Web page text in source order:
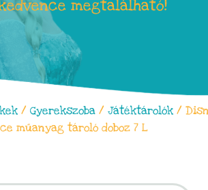
megtalálható!
/ Gyerekszoba / Játéktárolók /
műanyag tároló doboz 7 L